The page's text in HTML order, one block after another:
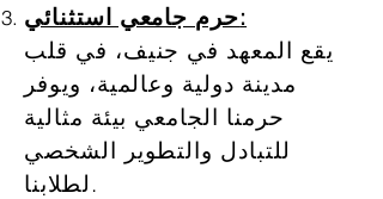
حرم جامعي استثنائي:
يقع المعهد في جنيف، في قلب
مدينة دولية وعالمية، ويوفر
حرمنا الجامعي بيئة مثالية
للتبادل والتطوير الشخصي
لطلابنا.